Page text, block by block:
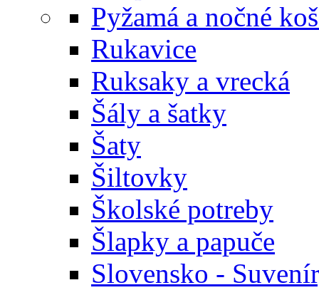
Pyžamá a nočné
Rukavice
Ruksaky a vrecká
Šály a šatky
Šaty
Šiltovky
Školské potreby
Šlapky a papuče
Slovensko -